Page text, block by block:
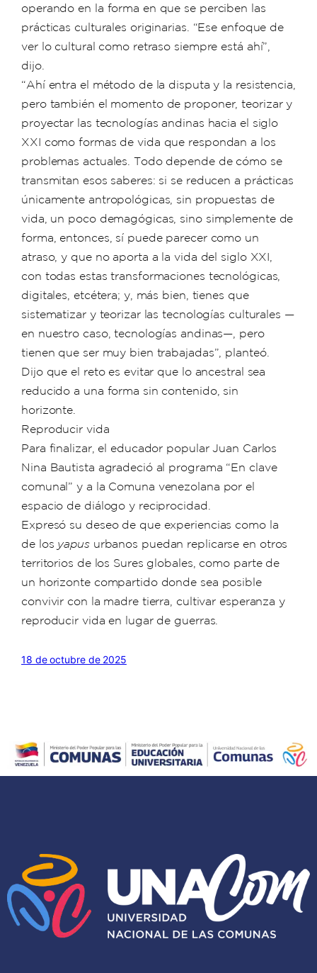
operando en la forma en que se perciben las
prácticas culturales originarias. “Ese enfoque de
ver lo cultural como retraso siempre está ahí”,
dijo.
“Ahí entra el método de la disputa y la resistencia,
pero también el momento de proponer, teorizar y
proyectar las tecnologías andinas hacia el siglo
XXI como formas de vida que respondan a los
problemas actuales. Todo depende de cómo se
transmitan esos saberes: si se reducen a prácticas
únicamente antropológicas, sin propuestas de
vida, un poco demagógicas, sino simplemente de
forma, entonces, sí puede parecer como un
atraso, y que no aporta a la vida del siglo XXI,
con todas estas transformaciones tecnológicas,
digitales, etcétera; y, más bien, tienes que
sistematizar y teorizar las tecnologías culturales —
en nuestro caso, tecnologías andinas—, pero
tienen que ser muy bien trabajadas”, planteó.
Dijo que el reto es evitar que lo ancestral sea
reducido a una forma sin contenido, sin
horizonte.
Reproducir vida
Para finalizar, el educador popular Juan Carlos
Nina Bautista agradeció al programa “En clave
comunal” y a la Comuna venezolana por el
espacio de diálogo y reciprocidad.
Expresó su deseo de que experiencias como la
de los yapus urbanos puedan replicarse en otros
territorios de los Sures globales, como parte de
un horizonte compartido donde sea posible
convivir con la madre tierra, cultivar esperanza y
reproducir vida en lugar de guerras.
18 de octubre de 2025